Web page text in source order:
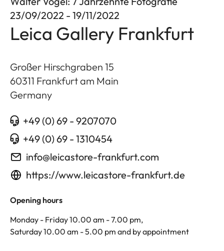
23/09/2022 - 19/11/2022
Leica Gallery Frankfurt
Großer Hirschgraben 15
60311 Frankfurt am Main
Germany
+49 (0) 69 - 9207070
+49 (0) 69 - 1310454
info@leicastore-frankfurt.com
https://www.leicastore-frankfurt.de
Opening hours
Monday - Friday 10.00 am - 7.00 pm,
Saturday 10.00 am - 5.00 pm and by appointment